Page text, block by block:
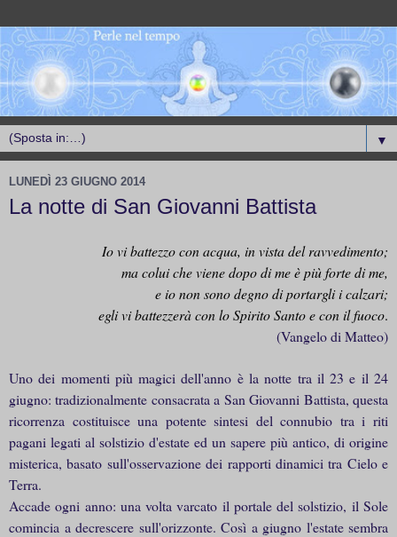
▼
LUNEDÌ 23 GIUGNO 2014
La notte di San Giovanni Battista
Io vi battezzo con acqua, in vista del ravvedimento;
ma colui che viene dopo di me è più forte di me,
e io non sono degno di portargli i calzari;
egli vi battezzerà con lo Spirito Santo e con il fuoco.
(Vangelo di Matteo)
Uno dei momenti più magici dell'anno è la notte tra il 23 e il 24
giugno: tradizionalmente consacrata a San Giovanni Battista, questa
ricorrenza costituisce una potente sintesi del connubio tra i riti
pagani legati al solstizio d'estate ed un sapere più antico, di origine
misterica, basato sull'osservazione dei rapporti dinamici tra Cielo e
Terra.
Accade ogni anno: una volta varcato il portale del solstizio, il Sole
comincia a decrescere sull'orizzonte. Così a giugno l'estate sembra